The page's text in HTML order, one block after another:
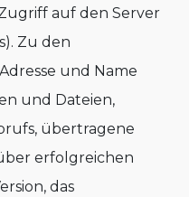
auf den Server
Zu den
und Name
und Dateien,
übertragene
erfolgreichen
das